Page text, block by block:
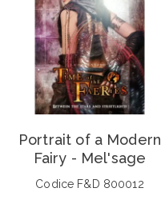
Portrait of a Modern
Fairy - Mel'sage
Codice F&D 800012